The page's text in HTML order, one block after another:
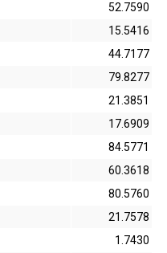
52.7590
15.5416
44.7177
79.8277
21.3851
17.6909
84.5771
60.3618
80.5760
21.7578
1.7430